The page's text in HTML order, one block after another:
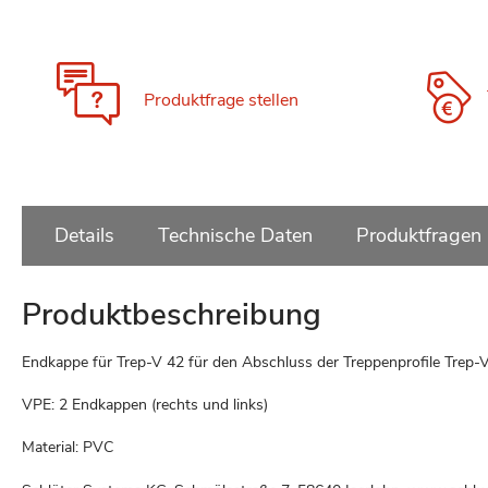
Bildgalerie
springen
Produktfrage stellen
Details Technische Daten Produktfragen
Produktbeschreibung
Endkappe für Trep-V 42 für den Abschluss der Treppenprofile Trep-
VPE: 2 Endkappen (rechts und links)
Material: PVC